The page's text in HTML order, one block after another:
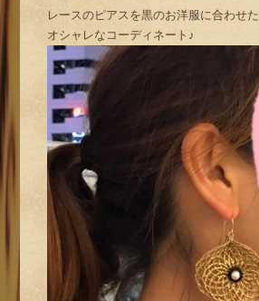
レースのピアスを黒のお洋服に合わせた
オシャレなコーディネート♪